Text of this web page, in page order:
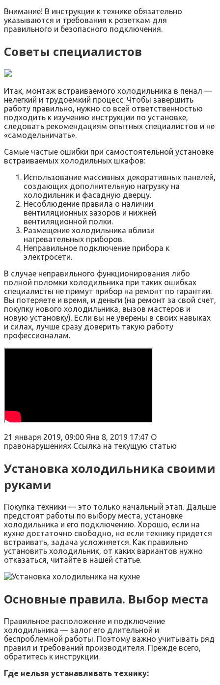
Внимание! В инструкции к технике обязательно
указываются и требования к розеткам для
правильного и безопасного подключения.
Советы специалистов
Итак, монтаж встраиваемого холодильника в пенал —
нелегкий и трудоемкий процесс. Чтобы завершить
работу правильно, нужно со всей ответственностью
подходить к изучению инструкции по установке,
следовать рекомендациям опытных специалистов и не
«самодельничать».
Самые частые ошибки при самостоятельной установке
встраиваемых холодильных шкафов:
Использование массивных декоративных панелей,
создающих дополнительную нагрузку на
холодильник и фасадную дверцу.
Несоблюдение правила о наличии
вентиляционных зазоров и нижней
вентиляционной полки.
Размещение холодильника вблизи
нагревательных приборов.
Неправильное подключение прибора к
электросети.
В случае неправильного функционирования либо
полной поломки холодильника при таких ошибках
специалисты не примут прибор на ремонт по гарантии.
Вы потеряете и время, и деньги (на ремонт за свой счет,
покупку нового холодильника, вызов мастеров и
новую установку). Если вы не уверены в своих навыках
и силах, лучше сразу доверить такую работу
профессионалам.
21 января 2019, 09:00 Янв 8, 2019 17:47 О
правонарушениях Ссылка на текущую статью
Установка холодильника своими
руками
Покупка техники — это только начальный этап. Дальше
предстоят работы по выбору места, установке
холодильника и его подключению. Хорошо, если на
кухне достаточно свободно, но если технику придется
встраивать, задача усложняется. Как правильно
установить холодильник, от каких вариантов нужно
отказаться, читайте в нашей статье.
Основные правила. Выбор места
Правильное расположение и подключение
холодильника — залог его длительной и
беспроблемной работы. Поэтому важно учитывать ряд
правил и требований производителя. Прежде всего,
обратитесь к инструкции.
Где нельзя устанавливать технику: